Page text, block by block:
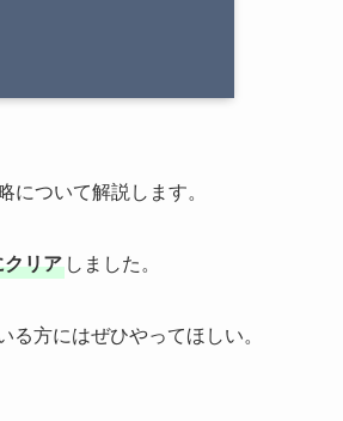
ついて解説します。
リア しました。
方にはぜひやってほしい。